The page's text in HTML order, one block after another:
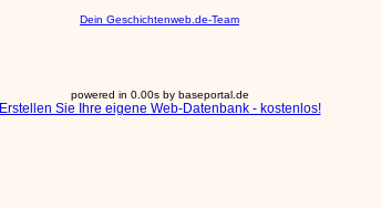
Dein Geschichtenweb.de-Team
powered in 0.00s by baseportal.de
Erstellen Sie Ihre eigene Web-Datenbank - kostenlos!